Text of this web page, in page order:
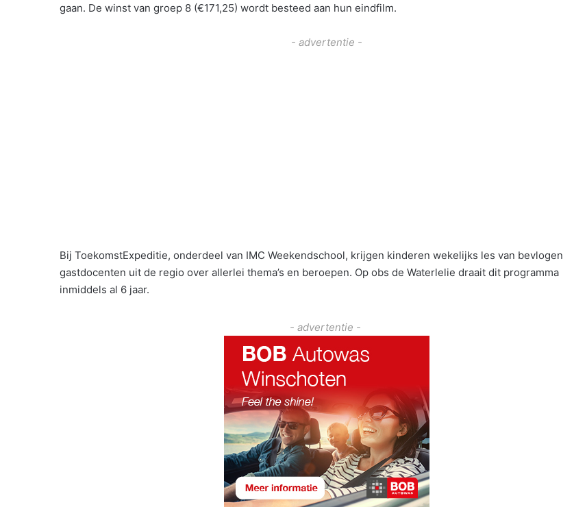
gaan. De winst van groep 8 (€171,25) wordt besteed aan hun eindfilm.
- advertentie -
Bij ToekomstExpeditie, onderdeel van IMC Weekendschool, krijgen kinderen wekelijks les van bevlogen
gastdocenten uit de regio over allerlei thema’s en beroepen. Op obs de Waterlelie draait dit programma
inmiddels al 6 jaar.
- advertentie -